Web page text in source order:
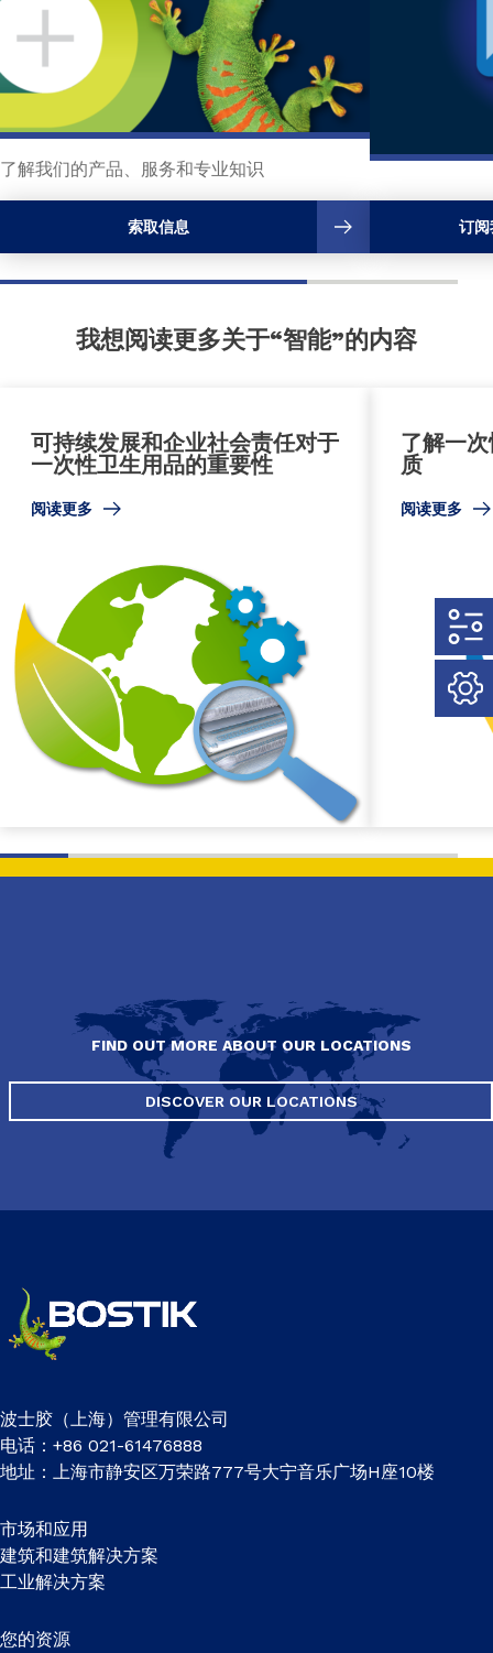
了解我们的产品、服务和专业知识
索取信息 订阅
我想阅读更多关于“智能”的内容
可持续发展和企业社会责任对于
一次性卫生用品的重要性
阅读更多
了解一
质
阅读更多
FIND OUT MORE ABOUT OUR LOCATIONS
DISCOVER OUR LOCATIONS
波士胶（上海）管理有限公司
电话：+86 021-61476888
地址：上海市静安区万荣路777号大宁音乐广场H座10楼
市场和应用
建筑和建筑解决方案
工业解决方案
您的资源